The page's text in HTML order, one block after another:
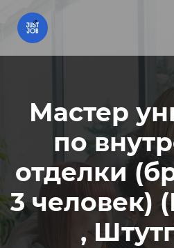
Мастер
по
отделки
3 человек)
,